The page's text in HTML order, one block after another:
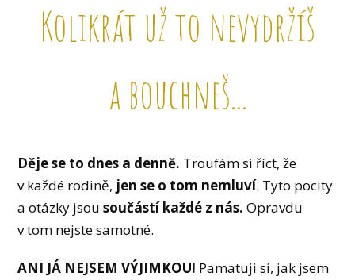
Kolikrát už to nevydržíš
a bouchneš...
Děje se to dnes a denně. Troufám si říct, že
v každé rodině, jen se o tom nemluví. Tyto pocity
a otázky jsousoučástí každé z nás.Opravdu
v tom nejste samotné.
ANI JÁ NEJSEM VÝJIMKOU! Pamatuji si, jak jsem